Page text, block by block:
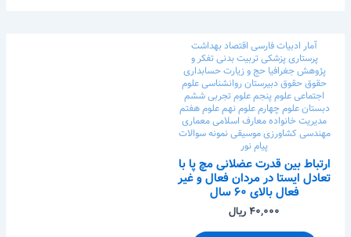
آمار ادبیات فارسی اقتصادبهداشت
پرستاریپزشکیتربیت بدنیتفکر و
پژوهشجغرافیاحج و زیارتحسابداری
حقوقحقوقدبیرستانروانشناسیعلوم
اجتماعیعلوم پنجمعلوم تجربی ششم
دبستانعلوم چهارمعلوم نهمعلوم هفتم
مدیریت خانوادهمعارف اسلامیمعماری
مهندسی کشاورزیموسیقینمونه سوالات
پیام نور
ارتباط بین قدرت عضلانی مچ پا با
تعادل ایستا در مردان فعال و غیر
فعال بالای ۶۰ سال
۴۰,۰۰۰ ریال